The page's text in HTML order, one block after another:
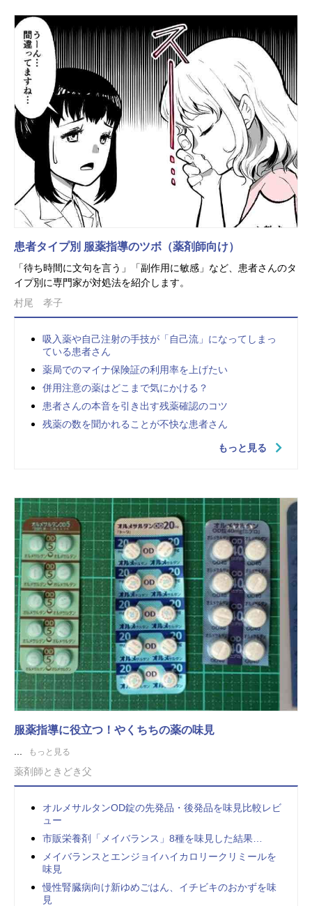
患者タイプ別 服薬指導のツボ（薬剤師向け）
「待ち時間に文句を言う」「副作用に敏感」など、患者さんのタ
イプ別に専門家が対処法を紹介します。
村尾 孝子
吸入薬や自己注射の手技が「自己流」になってしまっ
ている患者さん
薬局でのマイナ保険証の利用率を上げたい
併用注意の薬はどこまで気にかける？
患者さんの本音を引き出す残薬確認のコツ
残薬の数を聞かれることが不快な患者さん
もっと見る
服薬指導に役立つ！やくちちの薬の味見
もっと見る
薬剤師ときどき父
オルメサルタンOD錠の先発品・後発品を味見比較レビ
ュー
市販栄養剤「メイバランス」8種を味見した結果…
メイバランスとエンジョイハイカロリークリミールを
味見
慢性腎臓病向け新ゆめごはん、イチビキのおかずを味
見